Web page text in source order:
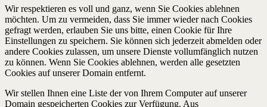
Wir respektieren es voll und ganz, wenn Sie Cookies ablehnen
möchten. Um zu vermeiden, dass Sie immer wieder nach Cookies
gefragt werden, erlauben Sie uns bitte, einen Cookie für Ihre
Einstellungen zu speichern. Sie können sich jederzeit abmelden oder
andere Cookies zulassen, um unsere Dienste vollumfänglich nutzen
zu können. Wenn Sie Cookies ablehnen, werden alle gesetzten
Cookies auf unserer Domain entfernt.
Wir stellen Ihnen eine Liste der von Ihrem Computer auf unserer
Domain gespeicherten Cookies zur Verfügung. Aus